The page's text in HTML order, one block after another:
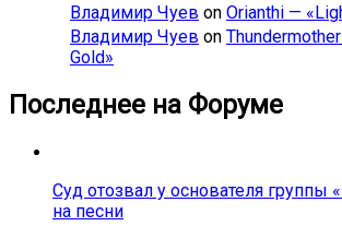
Владимир Чуев on Orianthi —
Владимир Чуев on
Gold»
Последнее на Форуме
Суд отозвал у основателя группы
на песни